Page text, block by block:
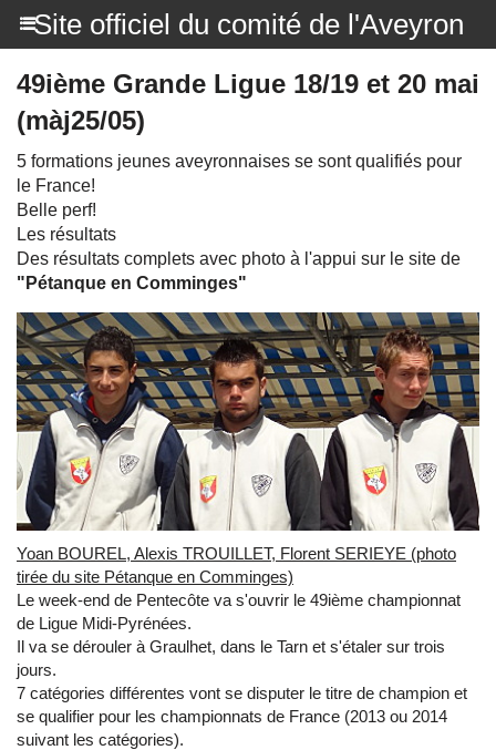
Site officiel du comité de l'Aveyron
49ième Grande Ligue 18/19 et 20 mai
(màj25/05)
5 formations jeunes aveyronnaises se sont qualifiés pour
le France!
Belle perf!
Les résultats
Des résultats complets avec photo à l'appui sur le site de
"Pétanque en Comminges"
Yoan BOUREL, Alexis TROUILLET, Florent SERIEYE (photo
tirée du site Pétanque en Comminges)
Le week-end de Pentecôte va s'ouvrir le 49ième championnat
de Ligue Midi-Pyrénées.
Il va se dérouler à Graulhet, dans le Tarn et s'étaler sur trois
jours.
7 catégories différentes vont se disputer le titre de champion et
se qualifier pour les championnats de France (2013 ou 2014
suivant les catégories).